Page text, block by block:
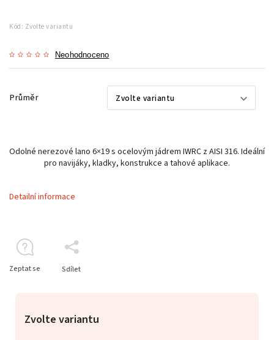
Kód: Zvolte variantu
Neohodnoceno
Průměr
Zvolte variantu
Odolné nerezové lano 6×19 s ocelovým jádrem IWRC z AISI 316. Ideální
pro navijáky, kladky, konstrukce a tahové aplikace.
Detailní informace
Zeptat se Sdílet